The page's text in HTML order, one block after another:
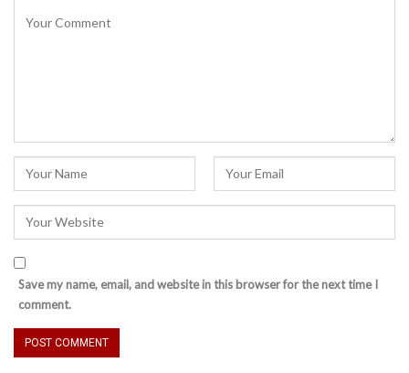
Save my name, email, and website in this browser for the next time I
comment.